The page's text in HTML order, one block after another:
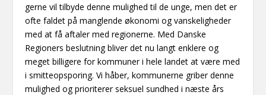
gerne vil tilbyde denne mulighed til de unge, men det er
ofte faldet på manglende økonomi og vanskeligheder
med at få aftaler med regionerne. Med Danske
Regioners beslutning bliver det nu langt enklere og
meget billigere for kommuner i hele landet at være med
i smitteopsporing. Vi håber, kommunerne griber denne
mulighed og prioriterer seksuel sundhed i næste års